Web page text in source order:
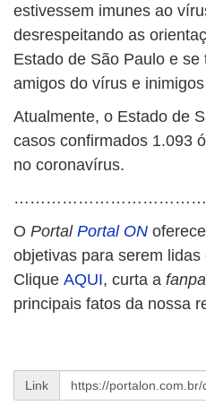
estivessem imunes ao
desrespeitando as
Estado de São Paulo e
amigos do vírus e
Atualmente, o Estado de
casos confirmados 1.093
no coronavírus.
O Portal Portal ON
objetivas para serem
Clique AQUI, curta a
principais fatos da nossa
Link